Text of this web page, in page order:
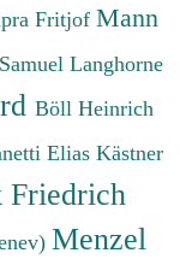
Fritjof Mann
Langhorne
Böll Heinrich
Elias Kästner
Friedrich
Menzel